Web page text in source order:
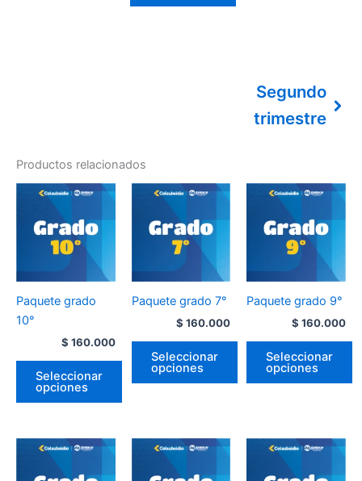
Segundo
trimestre
Productos relacionados
Paquete grado
10°
$ 160.000
Seleccionar
opciones
Paquete grado 7°
$ 160.000
Seleccionar
opciones
Paquete grado 9°
$ 160.000
Seleccionar
opciones